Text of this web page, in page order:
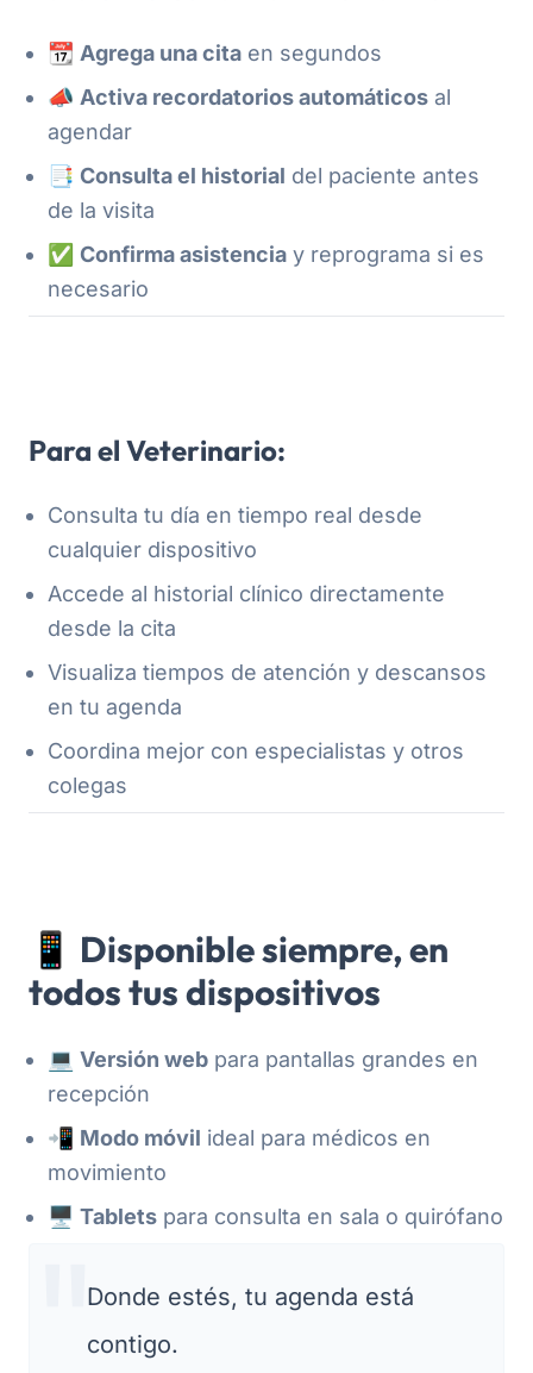
📆 Agrega una cita en segundos
📣 Activa recordatorios automáticos al
agendar
📑 Consulta el historial del paciente antes
de la visita
✅ Confirma asistencia y reprograma si es
necesario
Para el Veterinario:
Consulta tu día en tiempo real desde
cualquier dispositivo
Accede al historial clínico directamente
desde la cita
Visualiza tiempos de atención y descansos
en tu agenda
Coordina mejor con especialistas y otros
colegas
📱 Disponible siempre, en
todos tus dispositivos
💻 Versión web para pantallas grandes en
recepción
📲 Modo móvil ideal para médicos en
movimiento
🖥️ Tablets para consulta en sala o quirófano
Donde estés, tu agenda está
contigo.